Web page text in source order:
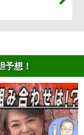
予想！